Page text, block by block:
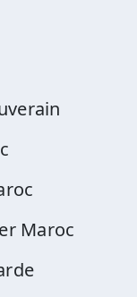
Maroc